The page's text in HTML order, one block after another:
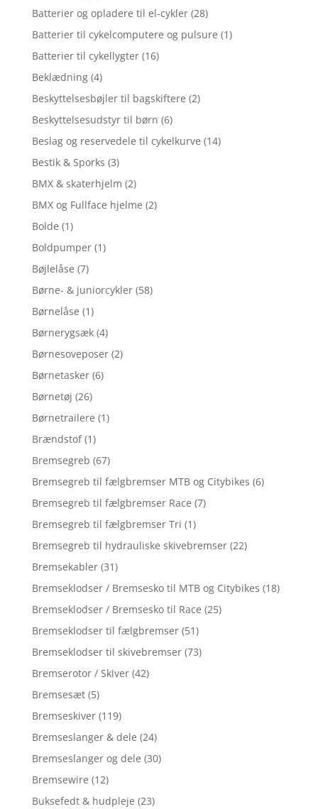
Batterier og opladere til el-cykler (28)
Batterier til cykelcomputere og pulsure (1)
Batterier til cykellygter (16)
Beklædning (4)
Beskyttelsesbøjler til bagskiftere (2)
Beskyttelsesudstyr til børn (6)
Beslag og reservedele til cykelkurve (14)
Bestik & Sporks (3)
BMX & skaterhjelm (2)
BMX og Fullface hjelme (2)
Bolde (1)
Boldpumper (1)
Bøjlelåse (7)
Børne- & juniorcykler (58)
Børnelåse (1)
Børnerygsæk (4)
Børnesoveposer (2)
Børnetasker (6)
Børnetøj (26)
Børnetrailere (1)
Brændstof (1)
Bremsegreb (67)
Bremsegreb til fælgbremser MTB og Citybikes (6)
Bremsegreb til fælgbremser Race (7)
Bremsegreb til fælgbremser Tri (1)
Bremsegreb til hydrauliske skivebremser (22)
Bremsekabler (31)
Bremseklodser / Bremsesko til MTB og Citybikes (18)
Bremseklodser / Bremsesko til Race (25)
Bremseklodser til fælgbremser (51)
Bremseklodser til skivebremser (73)
Bremserotor / Skiver (42)
Bremsesæt (5)
Bremseskiver (119)
Bremseslanger & dele (24)
Bremseslanger og dele (30)
Bremsewire (12)
Buksefedt & hudpleje (23)